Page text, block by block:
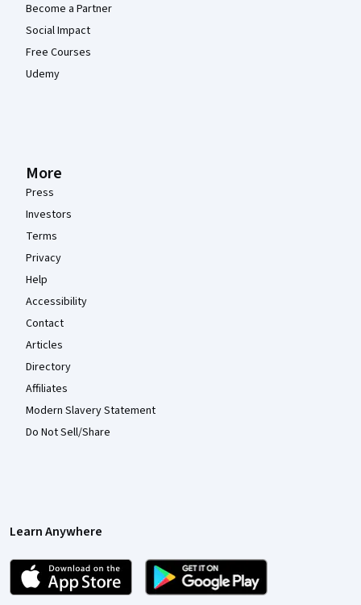
Become a Partner
Social Impact
Free Courses
Udemy
More
Press
Investors
Terms
Privacy
Help
Accessibility
Contact
Articles
Directory
Affiliates
Modern Slavery Statement
Do Not Sell/Share
Learn Anywhere